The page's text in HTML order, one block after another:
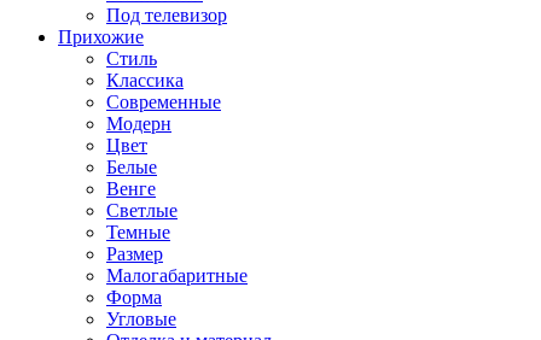
Под телевизор
Прихожие
Стиль
Классика
Современные
Модерн
Цвет
Белые
Венге
Светлые
Темные
Размер
Малогабаритные
Форма
Угловые